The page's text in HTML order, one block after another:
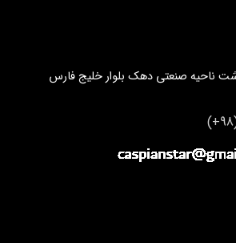
ناحیه صنعتی دهک بلوار خلیج فارس